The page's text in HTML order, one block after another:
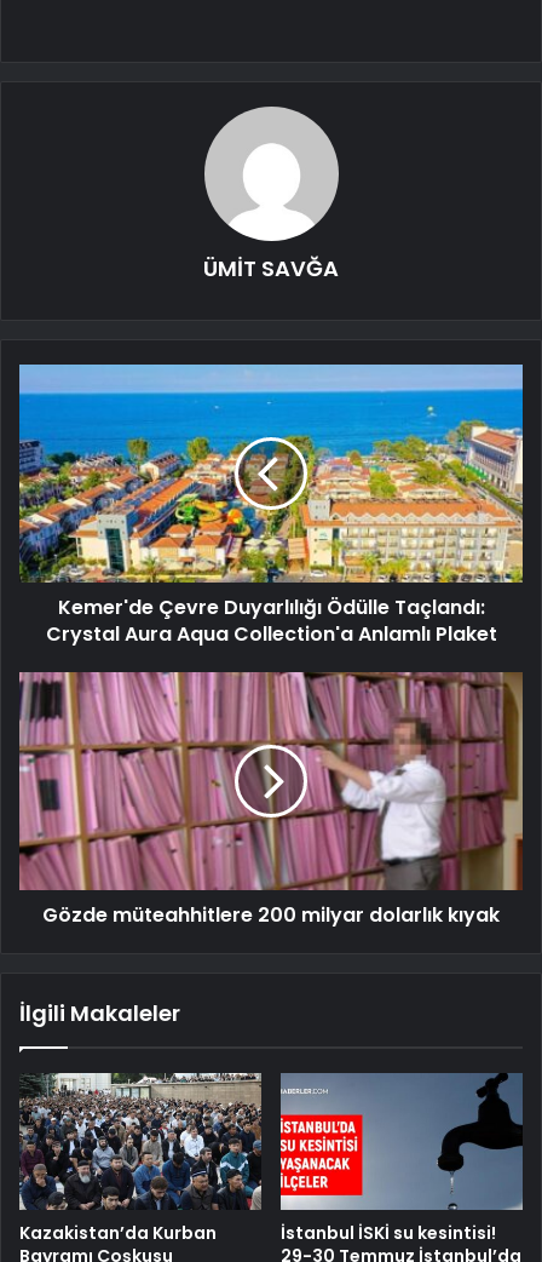
ÜMİT SAVĞA
Kemer'de Çevre Duyarlılığı Ödülle Taçlandı:
Crystal Aura Aqua Collection'a Anlamlı Plaket
Gözde müteahhitlere 200 milyar dolarlık kıyak
İlgili Makaleler
Kazakistan’da Kurban
Bayramı Coşkusu
İstanbul İSKİ su kesintisi!
29-30 Temmuz İstanbul’da